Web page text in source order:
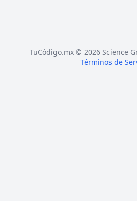
TuCódigo.mx © 2026 Science
Términos de